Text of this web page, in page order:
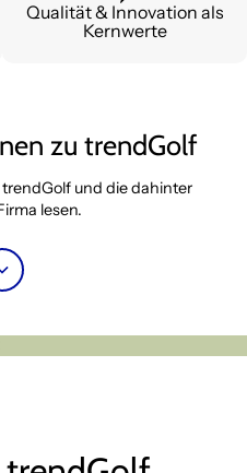
Qualität & Innovation als
Kernwerte
zu trendGolf
und die dahinter
lesen.